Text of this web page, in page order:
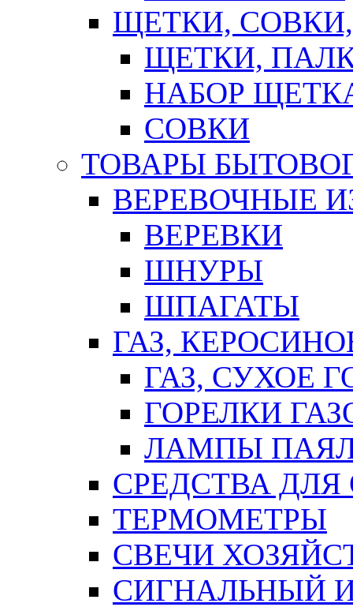
ЩЕТКИ,
ЩЕТКИ,
НАБОР
СОВКИ
ТОВАРЫ
ВЕРЕВОЧНЫЕ
ВЕРЕВКИ
ШНУРЫ
ШПАГАТЫ
ГАЗ,
ГАЗ, СУХОЕ
ГОРЕЛКИ
ЛАМПЫ
СРЕДСТВА
ТЕРМОМЕТРЫ
СВЕЧИ
СИГНАЛЬНЫЙ